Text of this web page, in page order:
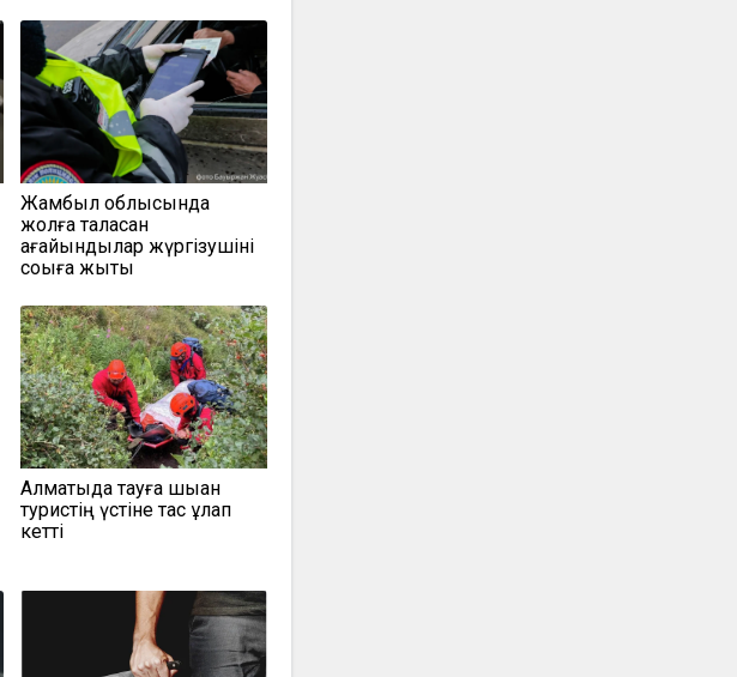
Жамбыл облысында
жолға таласқан
ағайындылар жүргізушіні
соққыға жықты
Алматыда тауға шыққан
туристің үстіне тас құлап
кетті